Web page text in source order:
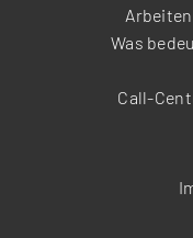
Was
Call-